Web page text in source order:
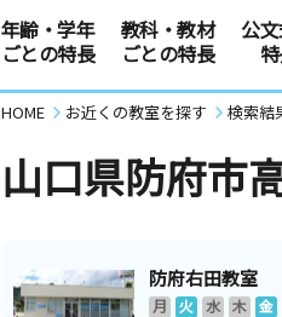
年齢・学年
ごとの特長
教科・教材
ごとの特長
公
HOME お近くの教室を探す 検索結
山口県防府市
防府右田教室
月 火 水 木 金